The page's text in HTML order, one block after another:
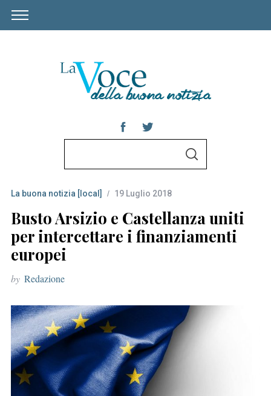
r
c
h
f
o
r
S
La buona notizia [local] 19 Luglio 2018
Busto Arsizio e Castellanza uniti
per intercettare i finanziamenti
europei
by Redazione